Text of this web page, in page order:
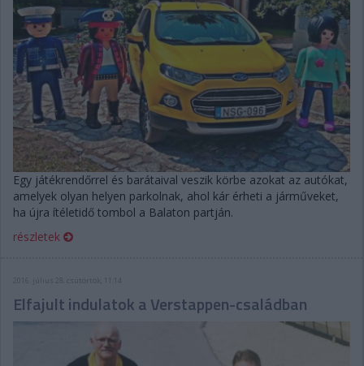
Egy játékrendőrrel és barátaival veszik körbe azokat az autókat,
amelyek olyan helyen parkolnak, ahol kár érheti a járműveket,
ha újra ítéletidő tombol a Balaton partján.
részletek
2016. július 28. csütörtök, 11:14
Elfajult indulatok a Verstappen-családban